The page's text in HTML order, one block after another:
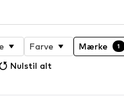
Farve Mærke 1
Nulstil alt